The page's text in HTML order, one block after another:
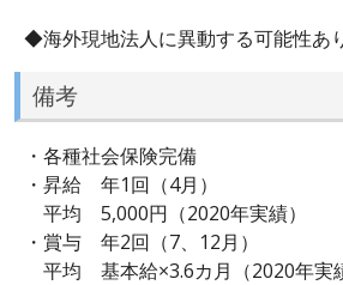
◆海外現地法人に異動する可能性あり
備考
・各種社会保険完備
・昇給 年1回（4月）
平均 5,000円（2020年実績）
・賞与 年2回（7、12月）
平均 基本給×3.6カ月（2020年実